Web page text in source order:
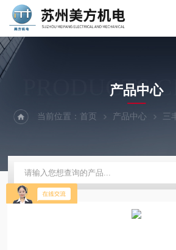
PRODUCTS
产品中心
当前位置：首页 产品中心 三